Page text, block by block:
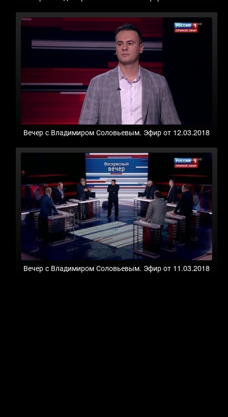
Вечер с Владимиром Соловьевым. Эфир от 12.03.2018
Вечер с Владимиром Соловьевым. Эфир от 11.03.2018